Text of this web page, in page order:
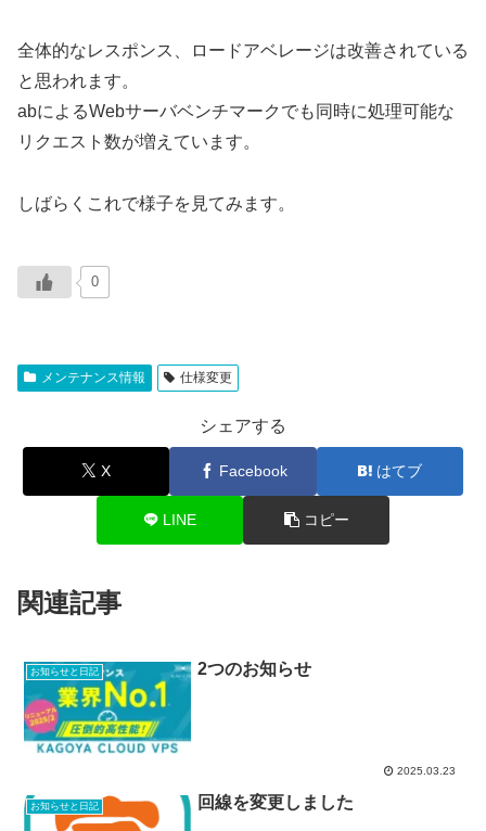
全体的なレスポンス、ロードアベレージは改善されている
と思われます。
abによるWebサーバベンチマークでも同時に処理可能な
リクエスト数が増えています。
しばらくこれで様子を見てみます。
0
メンテナンス情報 仕様変更
シェアする
X Facebook はてブ
LINE コピー
関連記事
お知らせと日記 2つのお知らせ
2025.03.23
お知らせと日記 回線を変更しました